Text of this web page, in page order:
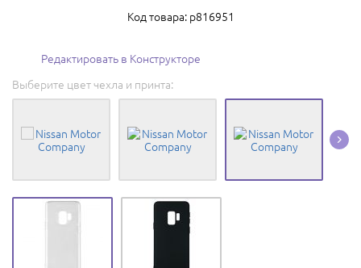
Код товара: p816951
Редактировать в Конструкторе
Выберите цвет чехла и принта: